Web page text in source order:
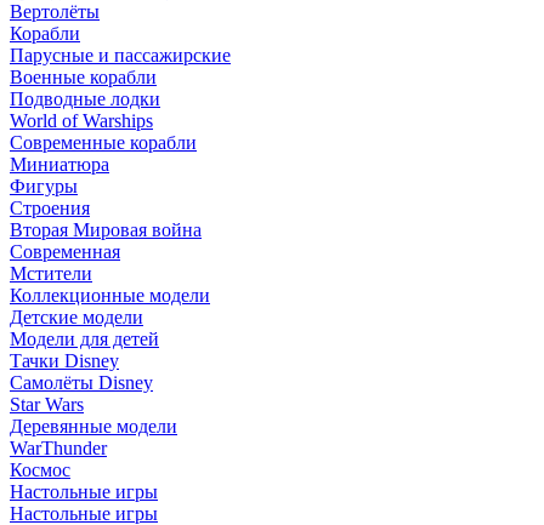
Вертолёты
Корабли
Парусные и пассажирские
Военные корабли
Подводные лодки
World of Warships
Современные корабли
Миниатюра
Фигуры
Строения
Вторая Мировая война
Современная
Мстители
Коллекционные модели
Детские модели
Модели для детей
Тачки Disney
Самолёты Disney
Star Wars
Деревянные модели
WarThunder
Космос
Настольные игры
Настольные игры